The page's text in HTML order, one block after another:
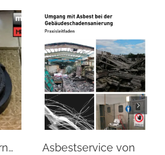
Asbestservice von